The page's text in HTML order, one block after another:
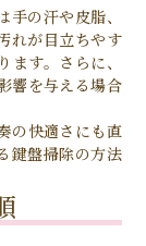
の汗や皮脂、
れが目立ちやす
す。さらに、
響を与える場合
の快適さにも直
鍵盤掃除の方法